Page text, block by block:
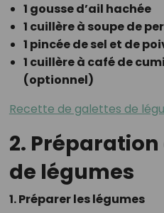
1 gousse d’ail hachée
1 cuillère à soupe de
1 pincée de sel et de
1 cuillère à café de
(optionnel)
Recette de galettes de
2.
de légumes
1. Préparer les légumes